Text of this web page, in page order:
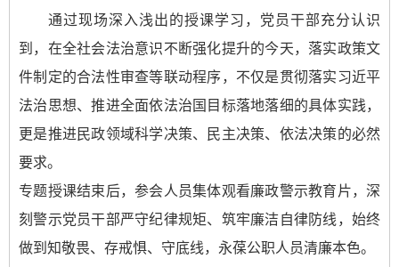
通过现场深入浅出的授课学习，党员干部充分认识
到，在全社会法治意识不断强化提升的今天，落实政策文
件制定的合法性审查等联动程序，不仅是贯彻落实习近平
法治思想、推进全面依法治国目标落地落细的具体实践，
更是推进民政领域科学决策、民主决策、依法决策的必然
要求。
专题授课结束后，参会人员集体观看廉政警示教育片，深
刻警示党员干部严守纪律规矩、筑牢廉洁自律防线，始终
做到知敬畏、存戒惧、守底线，永葆公职人员清廉本色。